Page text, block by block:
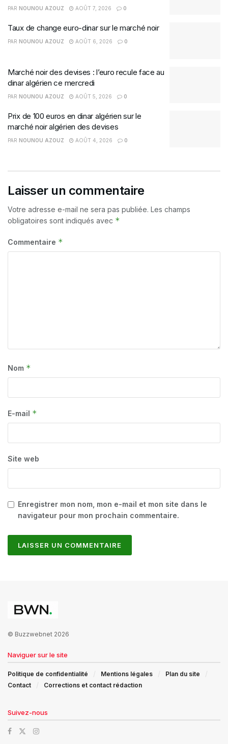
PAR NOUNOU AZOUZ AOÛT 7, 2026 0
Taux de change euro-dinar sur le marché noir
PAR NOUNOU AZOUZ AOÛT 6, 2026 0
Marché noir des devises : l’euro recule face au
dinar algérien ce mercredi
PAR NOUNOU AZOUZ AOÛT 5, 2026 0
Prix de 100 euros en dinar algérien sur le
marché noir algérien des devises
PAR NOUNOU AZOUZ AOÛT 4, 2026 0
Laisser un commentaire
Votre adresse e-mail ne sera pas publiée. Les champs
obligatoires sont indiqués avec *
Commentaire *
Nom *
E-mail *
Site web
Enregistrer mon nom, mon e-mail et mon site dans le
navigateur pour mon prochain commentaire.
© Buzzwebnet 2026
Naviguer sur le site
Politique de confidentialité Mentions légales
Plan du site
Contact
Corrections et contact rédaction
Suivez-nous